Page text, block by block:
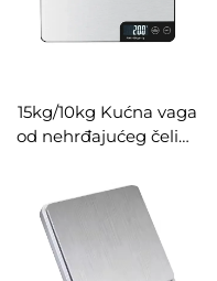
15kg/10kg Kućna vaga
od nehrđajućeg čelika
vaga Mjera za težinu
hrane LCD zaslon s
pozadinskim
osvjetljenjem